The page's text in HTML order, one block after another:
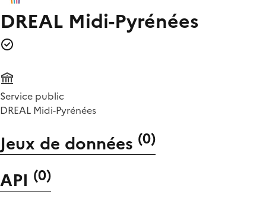
DREAL Midi-Pyrénées
Service public
DREAL Midi-Pyrénées
Jeux de données (0)
API (0)